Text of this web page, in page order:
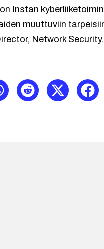
Instan
muuttuviin
Network Security.